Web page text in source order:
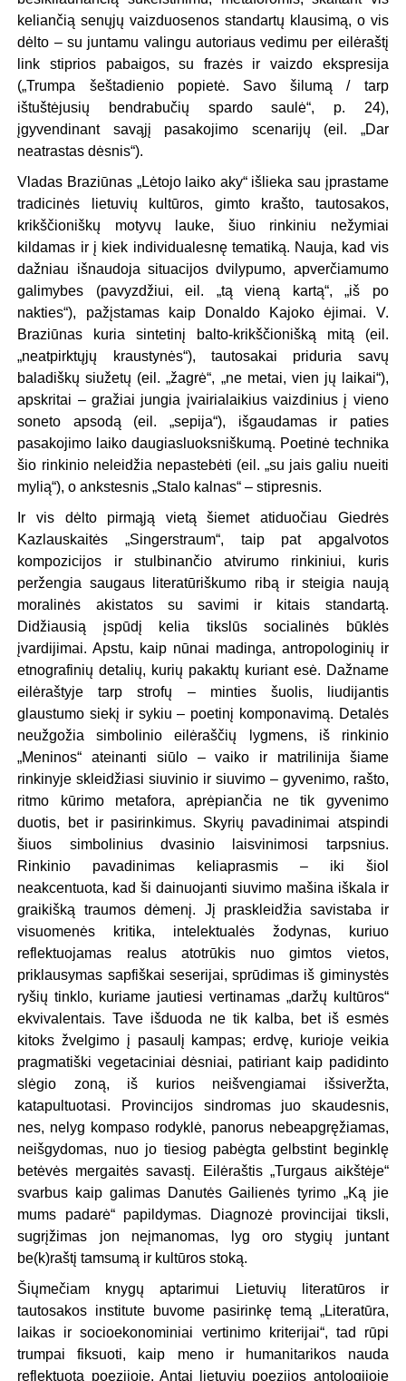
keliančią senųjų vaizduosenos standartų klausimą, o vis
dėlto – su juntamu valingu autoriaus vedimu per eilėraštį
link stiprios pabaigos, su frazės ir vaizdo ekspresija
(„Trumpa šeštadienio popietė. Savo šilumą / tarp
ištuštėjusių bendrabučių spardo saulė“, p. 24),
įgyvendinant savąjį pasakojimo scenarijų (eil. „Dar
neatrastas dėsnis“).
Vladas Braziūnas „Lėtojo laiko aky“ išlieka sau įprastame
tradicinės lietuvių kultūros, gimto krašto, tautosakos,
krikščioniškų motyvų lauke, šiuo rinkiniu nežymiai
kildamas ir į kiek individualesnę tematiką. Nauja, kad vis
dažniau išnaudoja situacijos dvilypumo, apverčiamumo
galimybes (pavyzdžiui, eil. „tą vieną kartą“, „iš po
nakties“), pažįstamas kaip Donaldo Kajoko ėjimai. V.
Braziūnas kuria sintetinį balto-krikščionišką mitą (eil.
„neatpirktųjų kraustynės“), tautosakai priduria savų
baladiškų siužetų (eil. „žagrė“, „ne metai, vien jų laikai“),
apskritai – gražiai jungia įvairialaikius vaizdinius į vieno
soneto apsodą (eil. „sepija“), išgaudamas ir paties
pasakojimo laiko daugiasluoksniškumą. Poetinė technika
šio rinkinio neleidžia nepastebėti (eil. „su jais galiu nueiti
mylią“), o ankstesnis „Stalo kalnas“ – stipresnis.
Ir vis dėlto pirmąją vietą šiemet atiduočiau Giedrės
Kazlauskaitės „Singerstraum“, taip pat apgalvotos
kompozicijos ir stulbinančio atvirumo rinkiniui, kuris
peržengia saugaus literatūriškumo ribą ir steigia naują
moralinės akistatos su savimi ir kitais standartą.
Didžiausią įspūdį kelia tikslūs socialinės būklės
įvardijimai. Apstu, kaip nūnai madinga, antropologinių ir
etnografinių detalių, kurių pakaktų kuriant esė. Dažname
eilėraštyje tarp strofų – minties šuolis, liudijantis
glaustumo siekį ir sykiu – poetinį komponavimą. Detalės
neužgožia simbolinio eilėraščių lygmens, iš rinkinio
„Meninos“ ateinanti siūlo – vaiko ir matrilinija šiame
rinkinyje skleidžiasi siuvinio ir siuvimo – gyvenimo, rašto,
ritmo kūrimo metafora, aprėpiančia ne tik gyvenimo
duotis, bet ir pasirinkimus. Skyrių pavadinimai atspindi
šiuos simbolinius dvasinio laisvinimosi tarpsnius.
Rinkinio pavadinimas keliaprasmis – iki šiol
neakcentuota, kad ši dainuojanti siuvimo mašina iškala ir
graikišką traumos dėmenį. Jį praskleidžia savistaba ir
visuomenės kritika, intelektualės žodynas, kuriuo
reflektuojamas realus atotrūkis nuo gimtos vietos,
priklausymas sapfiškai seserijai, sprūdimas iš giminystės
ryšių tinklo, kuriame jautiesi vertinamas „daržų kultūros“
ekvivalentais. Tave išduoda ne tik kalba, bet iš esmės
kitoks žvelgimo į pasaulį kampas; erdvę, kurioje veikia
pragmatiški vegetaciniai dėsniai, patiriant kaip padidinto
slėgio zoną, iš kurios neišvengiamai išsiveržta,
katapultuotasi. Provincijos sindromas juo skaudesnis,
nes, nelyg kompaso rodyklė, panorus nebeapgręžiamas,
neišgydomas, nuo jo tiesiog pabėgta gelbstint beginklę
betėvės mergaitės savastį. Eilėraštis „Turgaus aikštėje“
svarbus kaip galimas Danutės Gailienės tyrimo „Ką jie
mums padarė“ papildymas. Diagnozė provincijai tiksli,
sugrįžimas jon neįmanomas, lyg oro stygių juntant
be(k)raštį tamsumą ir kultūros stoką.
Šiųmečiam knygų aptarimui Lietuvių literatūros ir
tautosakos institute buvome pasirinkę temą „Literatūra,
laikas ir socioekonominiai vertinimo kriterijai“, tad rūpi
trumpai fiksuoti, kaip meno ir humanitarikos nauda
reflektuota poezijoje. Antai lietuvių poezijos antologijoje